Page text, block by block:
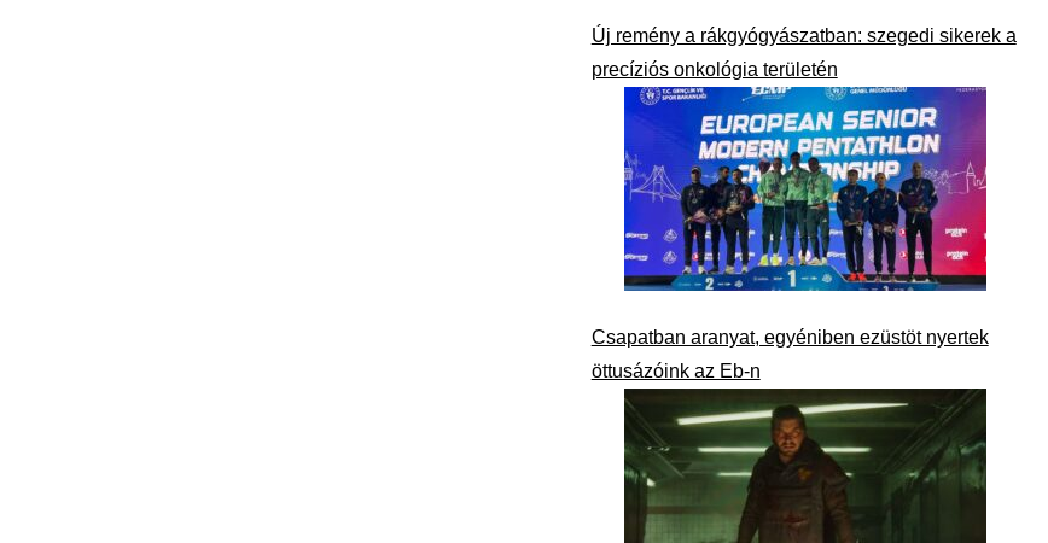
Új remény a rákgyógyászatban: szegedi sikerek a
precíziós onkológia területén
Csapatban aranyat, egyéniben ezüstöt nyertek
öttusázóink az Eb-n